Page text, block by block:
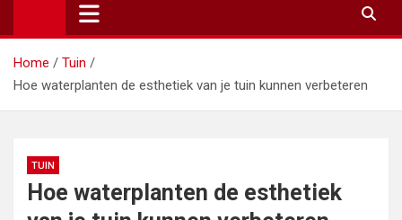
Home
Tuin
Hoe waterplanten de esthetiek van je tuin kunnen verbeteren
TUIN
Hoe waterplanten de esthetiek